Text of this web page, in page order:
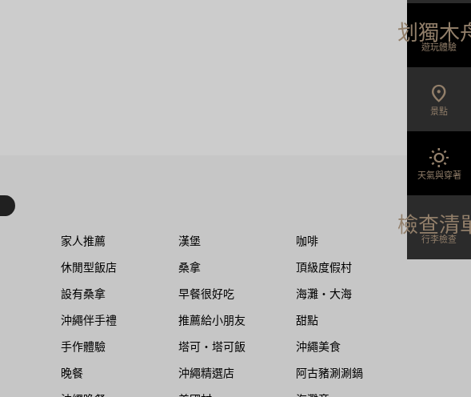
家人推薦 漢堡 咖啡
休閒型飯店 桑拿 頂級度假村
設有桑拿 早餐很好吃 海灘・大海
沖繩伴手禮 推薦給小朋友 甜點
手作體驗 塔可・塔可飯 沖繩美食
晚餐 沖繩精選店 阿古豬涮涮鍋
划獨木
遊玩體驗
location_on
景點
wb_sunny
天氣與穿著
檢查清
行李檢查